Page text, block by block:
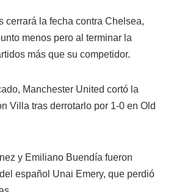
cerrará la fecha contra Chelsea,
menos pero al terminar la
más que su competidor.
Manchester United cortó la
Villa tras derrotarlo por 1-0 en Old
y Emiliano Buendía fueron
español Unai Emery, que perdió